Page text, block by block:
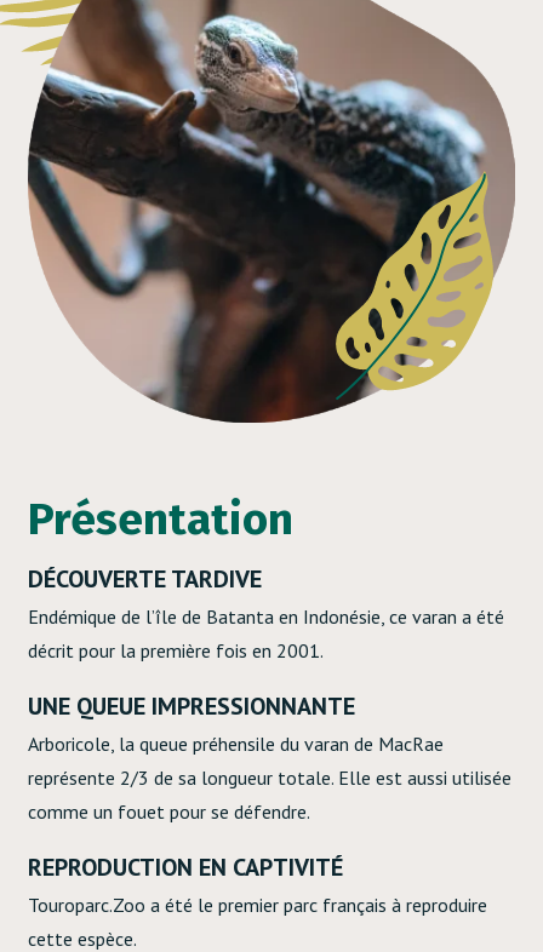
Présentation
DÉCOUVERTE TARDIVE
Endémique de l’île de Batanta en Indonésie, ce varan a été
décrit pour la première fois en 2001.
UNE QUEUE IMPRESSIONNANTE
Arboricole, la queue préhensile du varan de MacRae
représente 2/3 de sa longueur totale. Elle est aussi utilisée
comme un fouet pour se défendre.
REPRODUCTION EN CAPTIVITÉ
Touroparc.Zoo a été le premier parc français à reproduire
cette espèce.